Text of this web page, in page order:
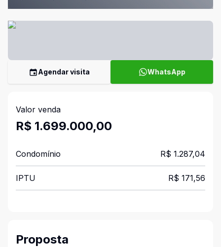
Agendar visita WhatsApp
Valor venda
R$ 1.699.000,00
Condomínio R$ 1.287,04
IPTU R$ 171,56
Proposta